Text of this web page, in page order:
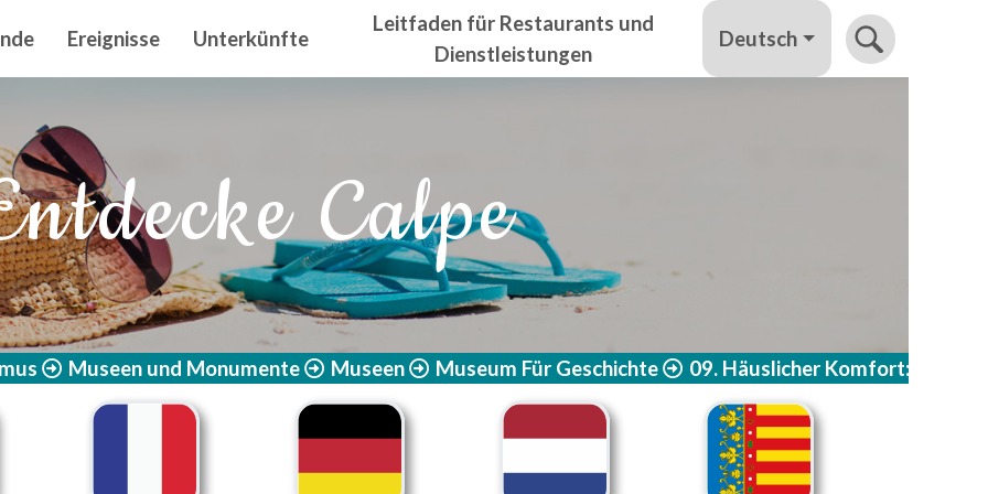
principal
Ereignisse Unterkünfte
Leitfaden für Restaurants und
Dienstleistungen
Deutsch
Calpe
Museen und Monumente Museen Museum Für Geschichte 09. Häuslicher Komfort: Die